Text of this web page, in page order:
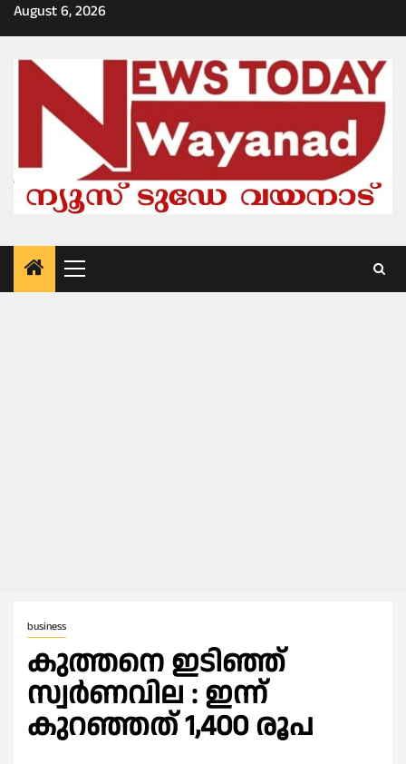
Skip
to
August 6, 2026
Primary
Menu
business
കുത്തനെ ഇടിഞ്ഞ്
സ്വർണവില : ഇന്ന്
കുറഞ്ഞത് 1,400 രൂപ